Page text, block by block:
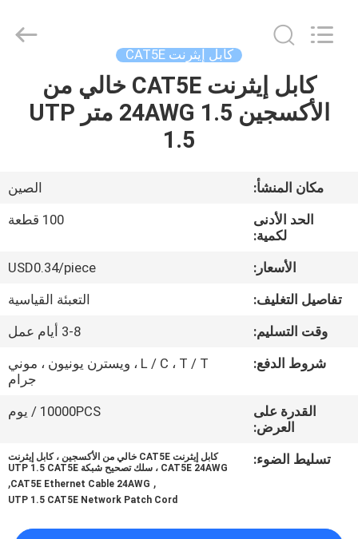
الصفحة
الرئيسية
معلومات
جولة
المعمل
مراقبة
الجودة
WanyYi Telecom Tech Co.,Limited.
كابل إيثرنت CAT5E
كابل إيثرنت CAT5E خالي من
الأكسجين 24AWG 1.5 متر UTP
1.5
مكان المنشأ:
الصين
الحد الأدنى
لكمية:
100 قطعة
الأسعار:
USD0.34/piece
تفاصيل التغليف:
التعبئة القياسية
وقت التسليم:
3-8 أيام عمل
شروط الدفع:
L / C ، T / T ، ويسترن يونيون ، موني
جرام
القدرة على
العرض:
10000PCS / يوم
تسليط الضوء:
كابل إيثرنت CAT5E خالي من الأكسجين ، كابل إيثرنت
CAT5E 24AWG ، سلك تصحيح شبكة UTP 1.5 CAT5E
,
CAT5E Ethernet Cable 24AWG
,
UTP 1.5 CAT5E Network Patch Cord